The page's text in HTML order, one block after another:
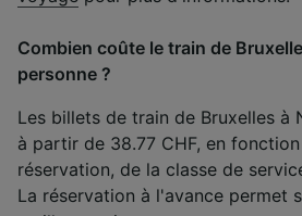
Combien coûte le train de
personne ?
Les billets de train de Bruxelles à
à partir de 38.77 CHF, en
réservation, de la classe de
La réservation à l'avance permet